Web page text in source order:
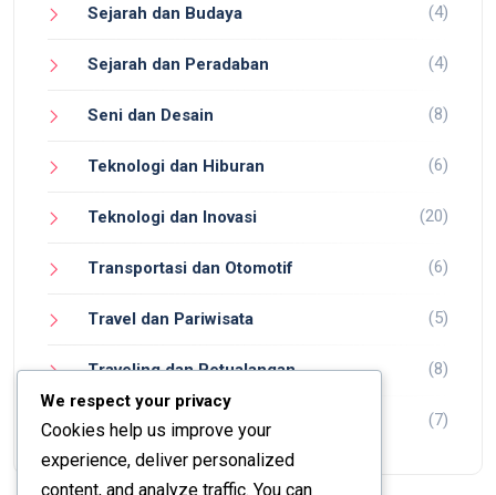
Sejarah dan Budaya (4)
Sejarah dan Peradaban (4)
Seni dan Desain (8)
Teknologi dan Hiburan (6)
Teknologi dan Inovasi (20)
Transportasi dan Otomotif (6)
Travel dan Pariwisata (5)
Traveling dan Petualangan (8)
Wisata dan Petualangan (7)
We respect your privacy
Cookies help us improve your
experience, deliver personalized
content, and analyze traffic. You can